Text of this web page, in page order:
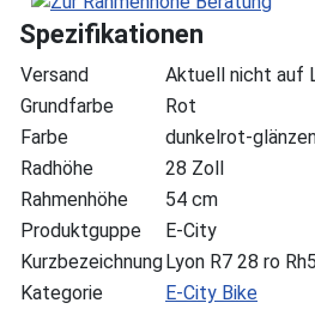
Spezifikationen
Versand
Aktuell nicht auf
Grundfarbe
Rot
Farbe
dunkelrot-
Radhöhe
28 Zoll
Rahmenhöhe
54 cm
Produktguppe
E-City
KurzbezeichnungLyon R7 28 ro
Kategorie
E-City Bike